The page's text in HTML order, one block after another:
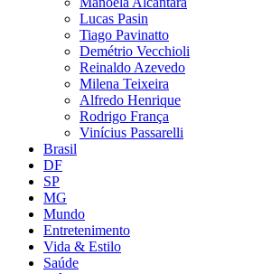
Lucas Pasin
Tiago Pavinatto
Demétrio Vecchioli
Reinaldo Azevedo
Milena Teixeira
Alfredo Henrique
Rodrigo França
Vinícius Passarelli
Brasil
DF
SP
MG
Mundo
Entretenimento
Vida & Estilo
Saúde